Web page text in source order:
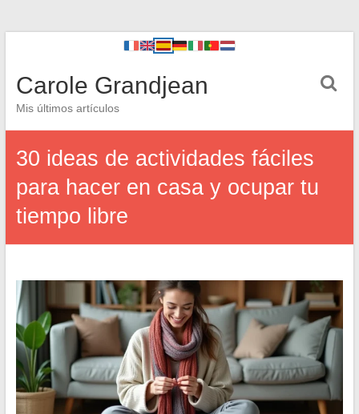
Carole Grandjean
Mis últimos artículos
30 ideas de actividades fáciles
para hacer en casa y ocupar tu
tiempo libre